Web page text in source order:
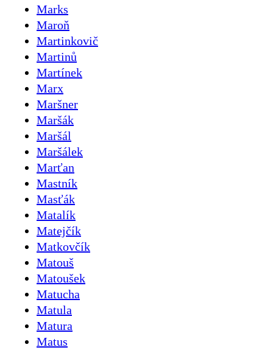
Marks
Maroň
Martinkovič
Martinů
Martínek
Marx
Maršner
Maršák
Maršál
Maršálek
Marťan
Mastník
Masťák
Matalík
Matejčík
Matkovčík
Matouš
Matoušek
Matucha
Matula
Matura
Matus